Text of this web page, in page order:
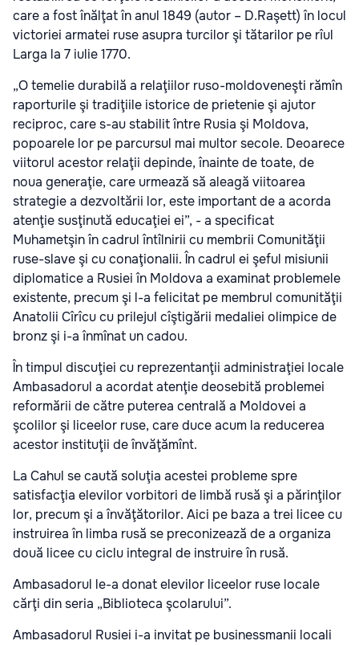
care a fost înălţat în anul 1849 (autor – D.Raşett) în locul
victoriei armatei ruse asupra turcilor şi tătarilor pe rîul
Larga la 7 iulie 1770.
„O temelie durabilă a relaţiilor ruso-moldoveneşti rămîn
raporturile şi tradiţiile istorice de prietenie şi ajutor
reciproc, care s-au stabilit între Rusia şi Moldova,
popoarele lor pe parcursul mai multor secole. Deoarece
viitorul acestor relaţii depinde, înainte de toate, de
noua generaţie, care urmează să aleagă viitoarea
strategie a dezvoltării lor, este important de a acorda
atenţie susţinută educaţiei ei”, - a specificat
Muhametşin în cadrul întîlnirii cu membrii Comunităţii
ruse-slave şi cu conaţionalii. În cadrul ei şeful misiunii
diplomatice a Rusiei în Moldova a examinat problemele
existente, precum şi l-a felicitat pe membrul comunităţii
Anatolii Cîrîcu cu prilejul cîştigării medaliei olimpice de
bronz şi i-a înmînat un cadou.
În timpul discuţiei cu reprezentanţii administraţiei locale
Ambasadorul a acordat atenţie deosebită problemei
reformării de către puterea centrală a Moldovei a
şcolilor şi liceelor ruse, care duce acum la reducerea
acestor instituţii de învăţămînt.
La Cahul se caută soluţia acestei probleme spre
satisfacţia elevilor vorbitori de limbă rusă şi a părinţilor
lor, precum şi a învăţătorilor. Aici pe baza a trei licee cu
instruirea în limba rusă se preconizează de a organiza
două licee cu ciclu integral de instruire în rusă.
Ambasadorul le-a donat elevilor liceelor ruse locale
cărţi din seria „Biblioteca şcolarului”.
Ambasadorul Rusiei i-a invitat pe businessmanii locali